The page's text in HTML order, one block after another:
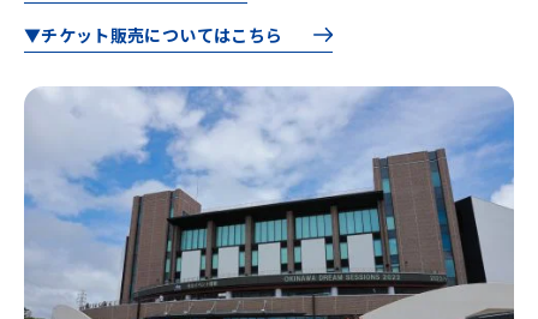
▼チケット販売についてはこちら